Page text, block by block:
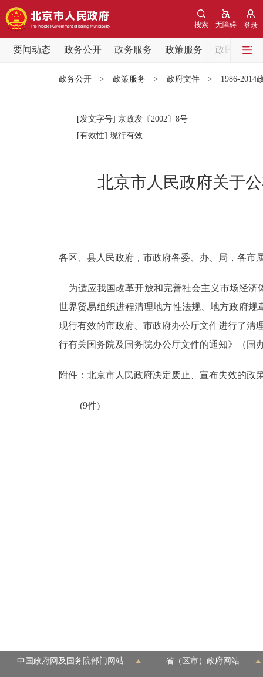
登录
无障碍
搜索
要闻动态 政务公开 政务服务 政策服务
政民互动
党中央精神
政策兑现
决策公开
政务服务
ENGLISH
政务公开 > 政策服务 > 政府文件 > 1986-2014
[发文字号] 京政发 〔2002〕 8号
[有效性] 现行有效
北京市人民政府关于
各区、县人民政府，市政府各委、办、局，各市
为适应我国改革开放和完善社会主义市场经济
世界贸易组织进程清理地方性法规、地方政府规
现行有效的市政府、市政府办公厅文件进行了清
行有关国务院及国务院办公厅文件的通知》（国
附件：北京市人民政府决定废止、宣布失效的政
(9件)
中国政府网及国务院部门网站 省（区市）政府网站